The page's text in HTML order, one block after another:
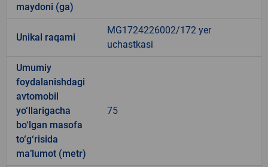
maydoni (ga)
Unikal raqami
MG1724226002/172 yer
uchastkasi
Umumiy
foydalanishdagi
avtomobil
yo‘llarigacha
bo‘lgan masofa
to‘g‘risida
ma’lumot (metr)
75